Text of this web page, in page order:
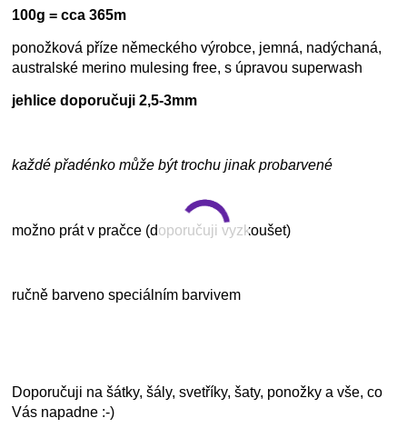
100g = cca 365m
ponožková příze německého výrobce, jemná, nadýchaná,
australské merino mulesing free, s úpravou superwash
jehlice doporučuji 2,5-3mm
každé přadénko může být trochu jinak probarvené
možno prát v pračce (doporučuji vyzkoušet)
ručně barveno speciálním barvivem
Doporučuji na šátky, šály, svetříky, šaty, ponožky a vše, co
Vás napadne :-)